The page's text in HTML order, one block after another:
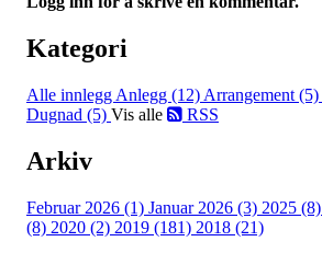
Kategori
Alle innlegg Anlegg (12) Arrangement (5)
Dugnad (5) Vis alle RSS
Arkiv
Februar 2026 (1) Januar 2026 (3) 2025 (8)
(8) 2020 (2) 2019 (181) 2018 (21)